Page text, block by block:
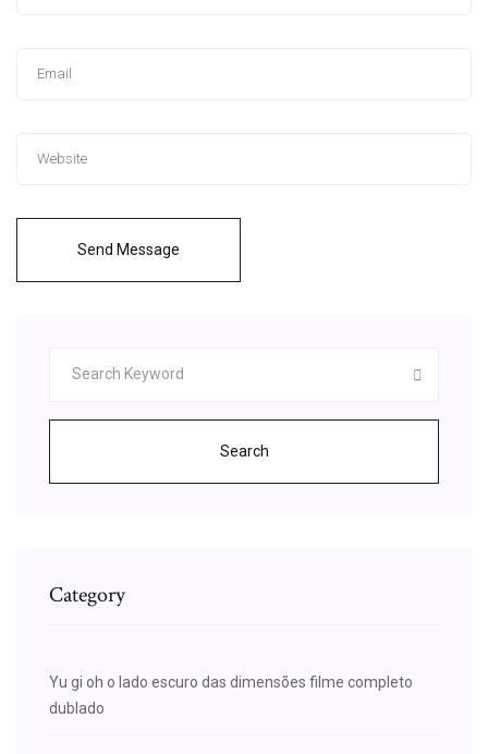
Send Message
Search
Category
Yu gi oh o lado escuro das dimensões filme completo
dublado